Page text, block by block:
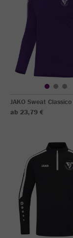
JAKO Sweat Classico
ab 23,79 €